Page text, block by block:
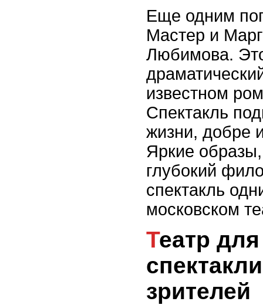
Еще одним
Мастер и
Любимова.
известном
Спектакль
жизни, добре
Яркие
глубокий
спектакль
московском
Театр для всех: популярные
зрителей